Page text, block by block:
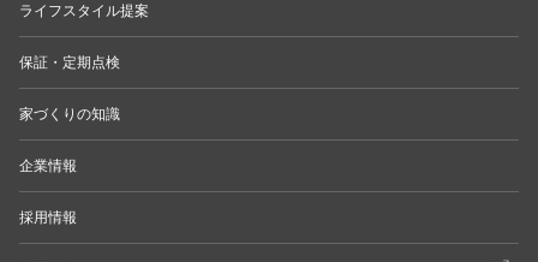
ライフスタイル提案
保証・定期点検
家づくりの知識
企業情報
採用情報